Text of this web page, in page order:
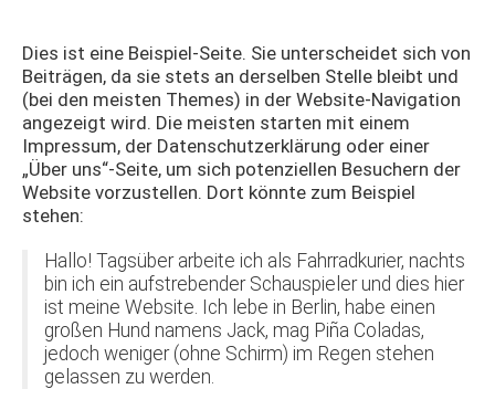
Dies ist eine Beispiel-Seite. Sie unterscheidet sich von
Beiträgen, da sie stets an derselben Stelle bleibt und
(bei den meisten Themes) in der Website-Navigation
angezeigt wird. Die meisten starten mit einem
Impressum, der Datenschutzerklärung oder einer
„Über uns“-Seite, um sich potenziellen Besuchern der
Website vorzustellen. Dort könnte zum Beispiel
stehen:
Hallo! Tagsüber arbeite ich als Fahrradkurier, nachts
bin ich ein aufstrebender Schauspieler und dies hier
ist meine Website. Ich lebe in Berlin, habe einen
großen Hund namens Jack, mag Piña Coladas,
jedoch weniger (ohne Schirm) im Regen stehen
gelassen zu werden.